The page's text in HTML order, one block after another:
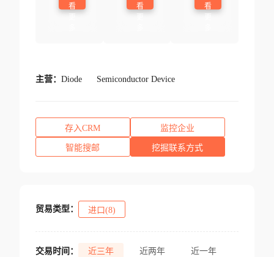
看
看
看
主营： Diode Semiconductor Device
存入CRM 监控企业
智能搜邮 挖掘联系方式
贸易类型： 进口(8)
交易时间： 近三年 近两年 近一年